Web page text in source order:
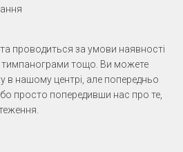
проводиться за умови наявності
тимпанограми тощо. Ви можете
в нашому центрі, але попередньо
просто попередивши нас про те,